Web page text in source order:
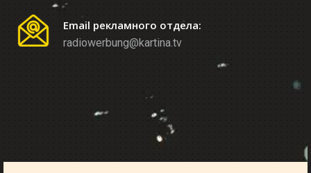
Email рекламного отдела:
radiowerbung@kartina.tv